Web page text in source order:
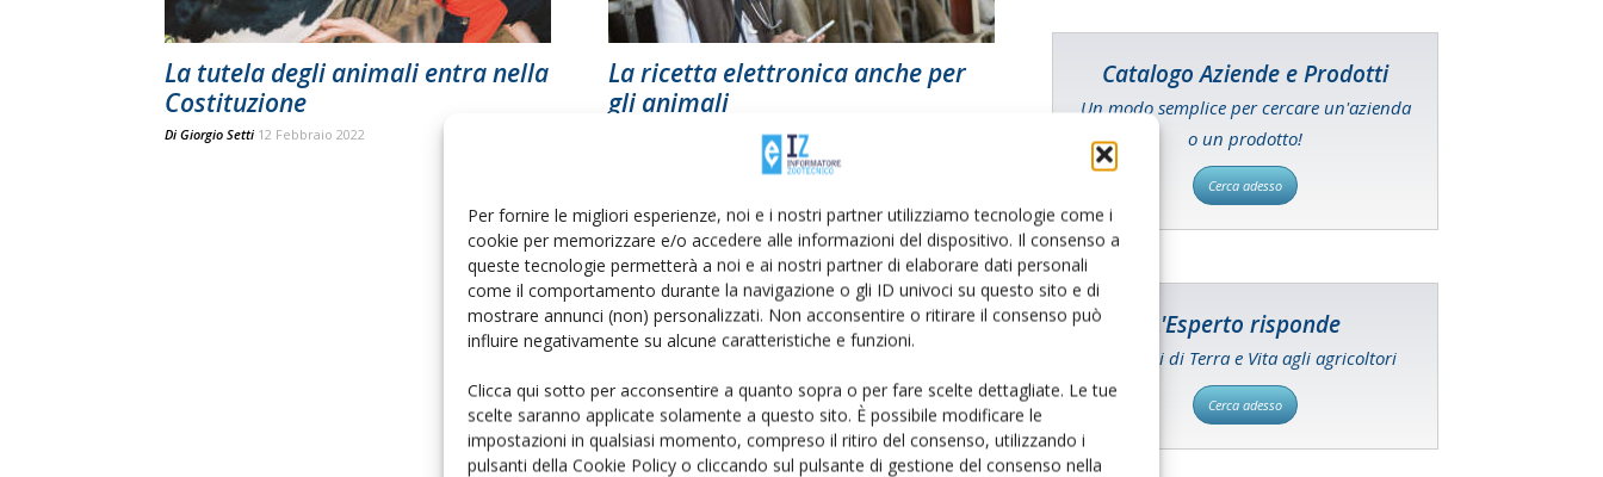
Per fornire le migliori esperienze, noi e i nostri partner utilizziamo tecnologie come i
cookie per memorizzare e/o accedere alle informazioni del dispositivo. Il consenso a
queste tecnologie permetterà a noi e ai nostri partner di elaborare dati personali
come il comportamento durante la navigazione o gli ID univoci su questo sito e di
mostrare annunci (non) personalizzati. Non acconsentire o ritirare il consenso può
influire negativamente su alcune caratteristiche e funzioni.
Clicca qui sotto per acconsentire a quanto sopra o per fare scelte dettagliate. Le tue
scelte saranno applicate solamente a questo sito. È possibile modificare le
impostazioni in qualsiasi momento, compreso il ritiro del consenso, utilizzando i
pulsanti della Cookie Policy o cliccando sul pulsante di gestione del consenso nella
La tutela degli animali entra nella
Costituzione
Di Giorgio Setti 12 Febbraio 2022
La ricetta elettronica anche per
gli animali
19 Giugno 2018
Catalogo Aziende e Prodotti
Un modo semplice per cercare un'azienda
o un prodotto!
Cerca adesso
L'Esperto risponde
I consigli di Terra e Vita agli agricoltori
Cerca adesso